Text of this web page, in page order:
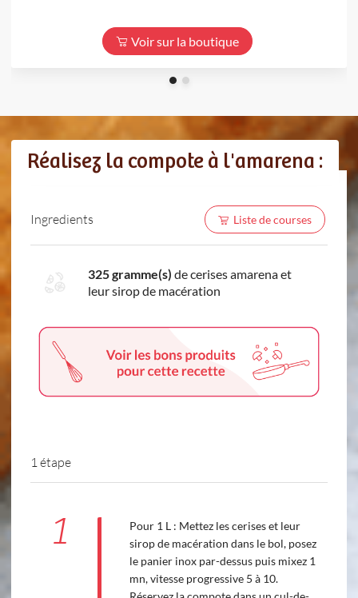
Voir sur la boutique
Réalisez la compote à l'amarena :
Ingredients Liste de courses
325 gramme(s) de cerises amarena et
leur sirop de macération
1 étape
1
Pour 1 L : Mettez les cerises et leur
sirop de macération dans le bol, posez
le panier inox par-dessus puis mixez 1
mn, vitesse progressive 5 à 10.